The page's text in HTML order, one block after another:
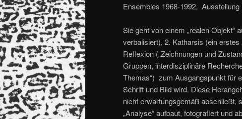
Ensembles 1968-1992,
Sie geht von einem „realen Objekt“
verbalisiert), 2. Katharsis (ein erstes
Reflexion („Zeichnungen und
Gruppen, interdisziplinäre
Themas“) zum Ausgangspunkt für
Schrift und Bild wird. Diese
nicht erwartungsgemäß abschließt,
„Analyse“ aufbaut, fotografiert und